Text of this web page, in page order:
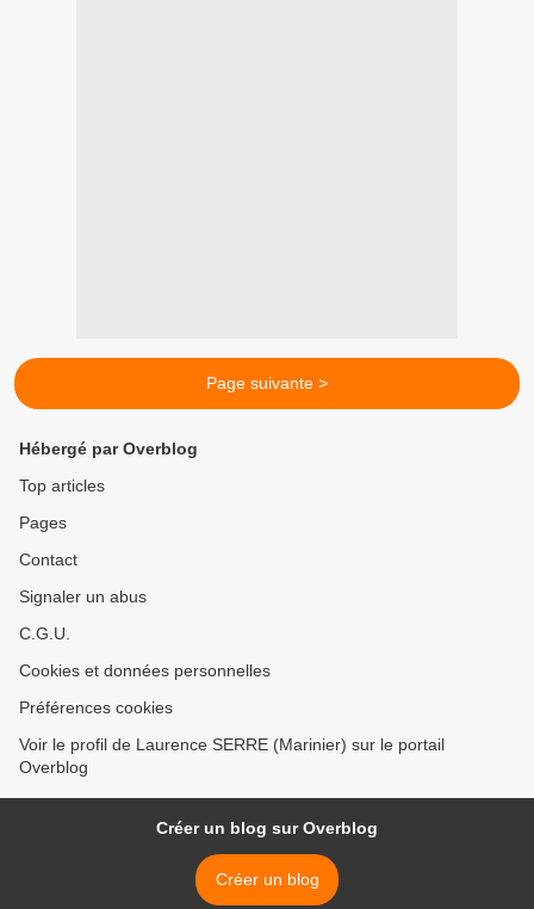
Page suivante >
Hébergé par Overblog
Top articles
Pages
Contact
Signaler un abus
C.G.U.
Cookies et données personnelles
Préférences cookies
Voir le profil de Laurence SERRE (Marinier) sur le portail
Overblog
Créer un blog sur Overblog
Créer un blog